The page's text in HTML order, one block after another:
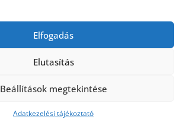
Elfogadás
Elutasítás
Beállítások megtekintése
Adatkezelési tájékoztató
WordPress Theme